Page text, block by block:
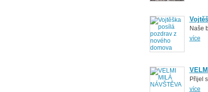
Naše
více
Přijel
více